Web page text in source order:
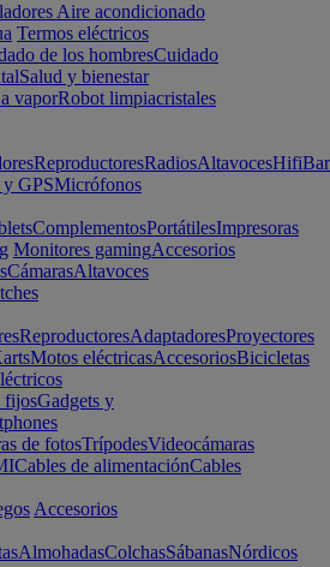
Aire acondicionado
Termos eléctricos
de los hombresCuidado
Salud y bienestar
vaporRobot limpiacristales
ReproductoresRadiosAltavocesHifi
GPSMicrófonos
ComplementosPortátilesImpresoras
Monitores gamingAccesorios
CámarasAltavoces
ReproductoresAdaptadoresProyectores
Motos eléctricasAccesoriosBicicletas
fijosGadgets y
de fotosTrípodesVideocámaras
Cables de alimentaciónCables
Accesorios
AlmohadasColchasSábanasNórdicos